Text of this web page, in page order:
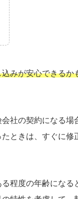
みが安心できるか
社の契約になる場
ときは、すぐに修
程度の年齢になる